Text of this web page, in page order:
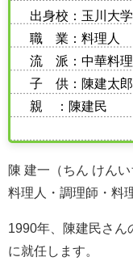
出身校：玉川大
職 業：料理人
流 派：中華料理
子 供：陳建太郎
親 ：陳建民
陳 建一（ちん けん
料理人・調理師・料
1990年、陳建民さん
に就任します。